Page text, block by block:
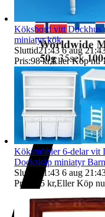
Köksbord vitt Dockhus
miniatyr kök
Sluttid21:43 6 aug
Pris:98 kr,Eller Köp nu
Köksmöbler 6-delar vit
Dockskåp miniatyr
Sluttid
21:43 6 aug
Pris:
295 kr,Eller Köp nu